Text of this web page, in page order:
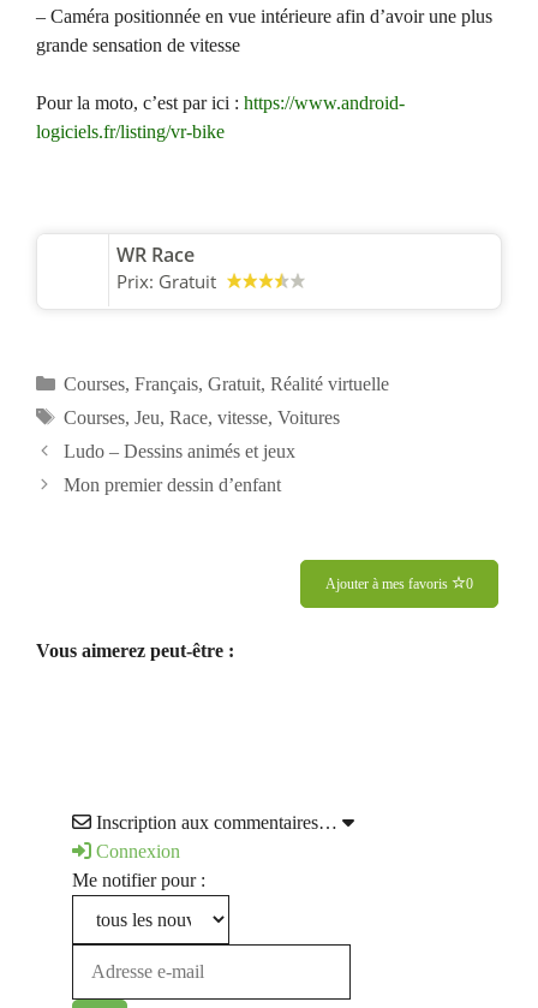
– Caméra positionnée en vue intérieure afin d’avoir une plus
grande sensation de vitesse
Pour la moto, c’est par ici : https://www.android-
logiciels.fr/listing/vr-bike
WR Race
Prix: Gratuit
Catégories
Courses, Français, Gratuit, Réalité virtuelle
Étiquettes
Courses, Jeu, Race, vitesse, Voitures
Ludo – Dessins animés et jeux
Mon premier dessin d’enfant
Ajouter à mes favoris 0
Vous aimerez peut-être :
Inscription aux commentaires…
Connexion
Me notifier pour :